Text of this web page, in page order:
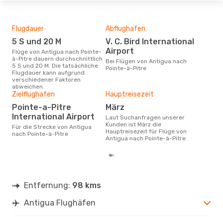
Flugdauer
5 S und 20 M
Flüge von Antigua nach Pointe-
à-Pitre dauern durchschnittlich
5 S und 20 M. Die tatsächliche
Flugdauer kann aufgrund
verschiedener Faktoren
abweichen.
Abflughafen
V. C. Bird International
Airport
Bei Flügen von Antigua nach
Pointe-à-Pitre
Zielflughafen
Pointe-a-Pitre
International Airport
Für die Strecke von Antigua
nach Pointe-à-Pitre
Hauptreisezeit
März
Laut Suchanfragen unserer
Kunden ist März die
Hauptreisezeit für Flüge von
Antigua nach Pointe-à-Pitre
Entfernung: 98 kms
Antigua Flughäfen